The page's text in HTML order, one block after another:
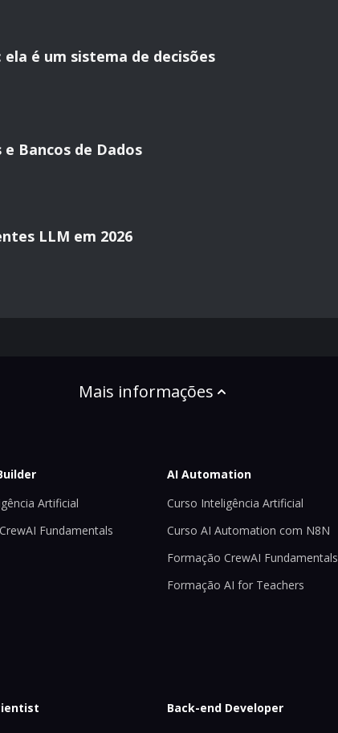
é um sistema de decisões
Bancos de Dados
LLM em 2026
Mais informações
Artificial
Fundamentals
AI Automation
Curso Inteligência Artificial
Curso AI Automation com N8N
Formação CrewAI Fundamentals
Formação AI for Teachers
Back-end Developer